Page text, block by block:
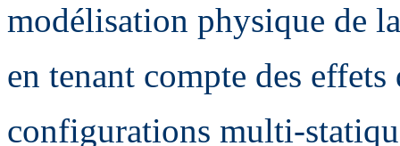
modélisation physique de
en tenant compte des
configurations multi-